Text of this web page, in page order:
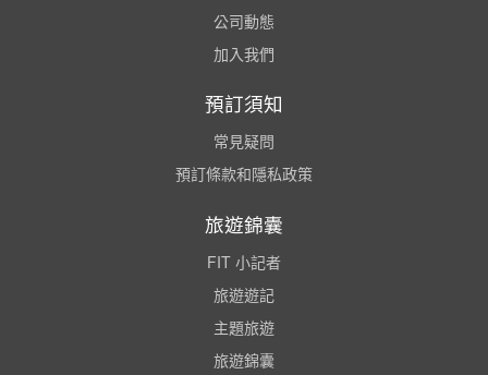
公司動態
加入我們
預訂須知
常見疑問
預訂條款和隱私政策
旅遊錦囊
FIT 小記者
旅遊遊記
主題旅遊
旅遊錦囊